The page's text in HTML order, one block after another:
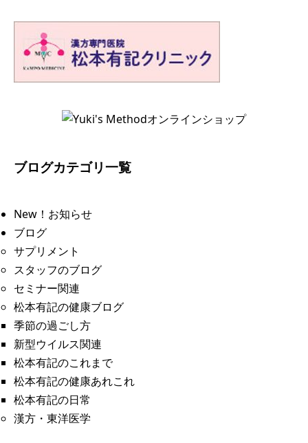
ブログカテゴリ一覧
New！お知らせ
ブログ
サプリメント
スタッフのブログ
セミナー関連
松本有記の健康ブログ
季節の過ごし方
新型ウイルス関連
松本有記のこれまで
松本有記の健康あれこれ
松本有記の日常
漢方・東洋医学